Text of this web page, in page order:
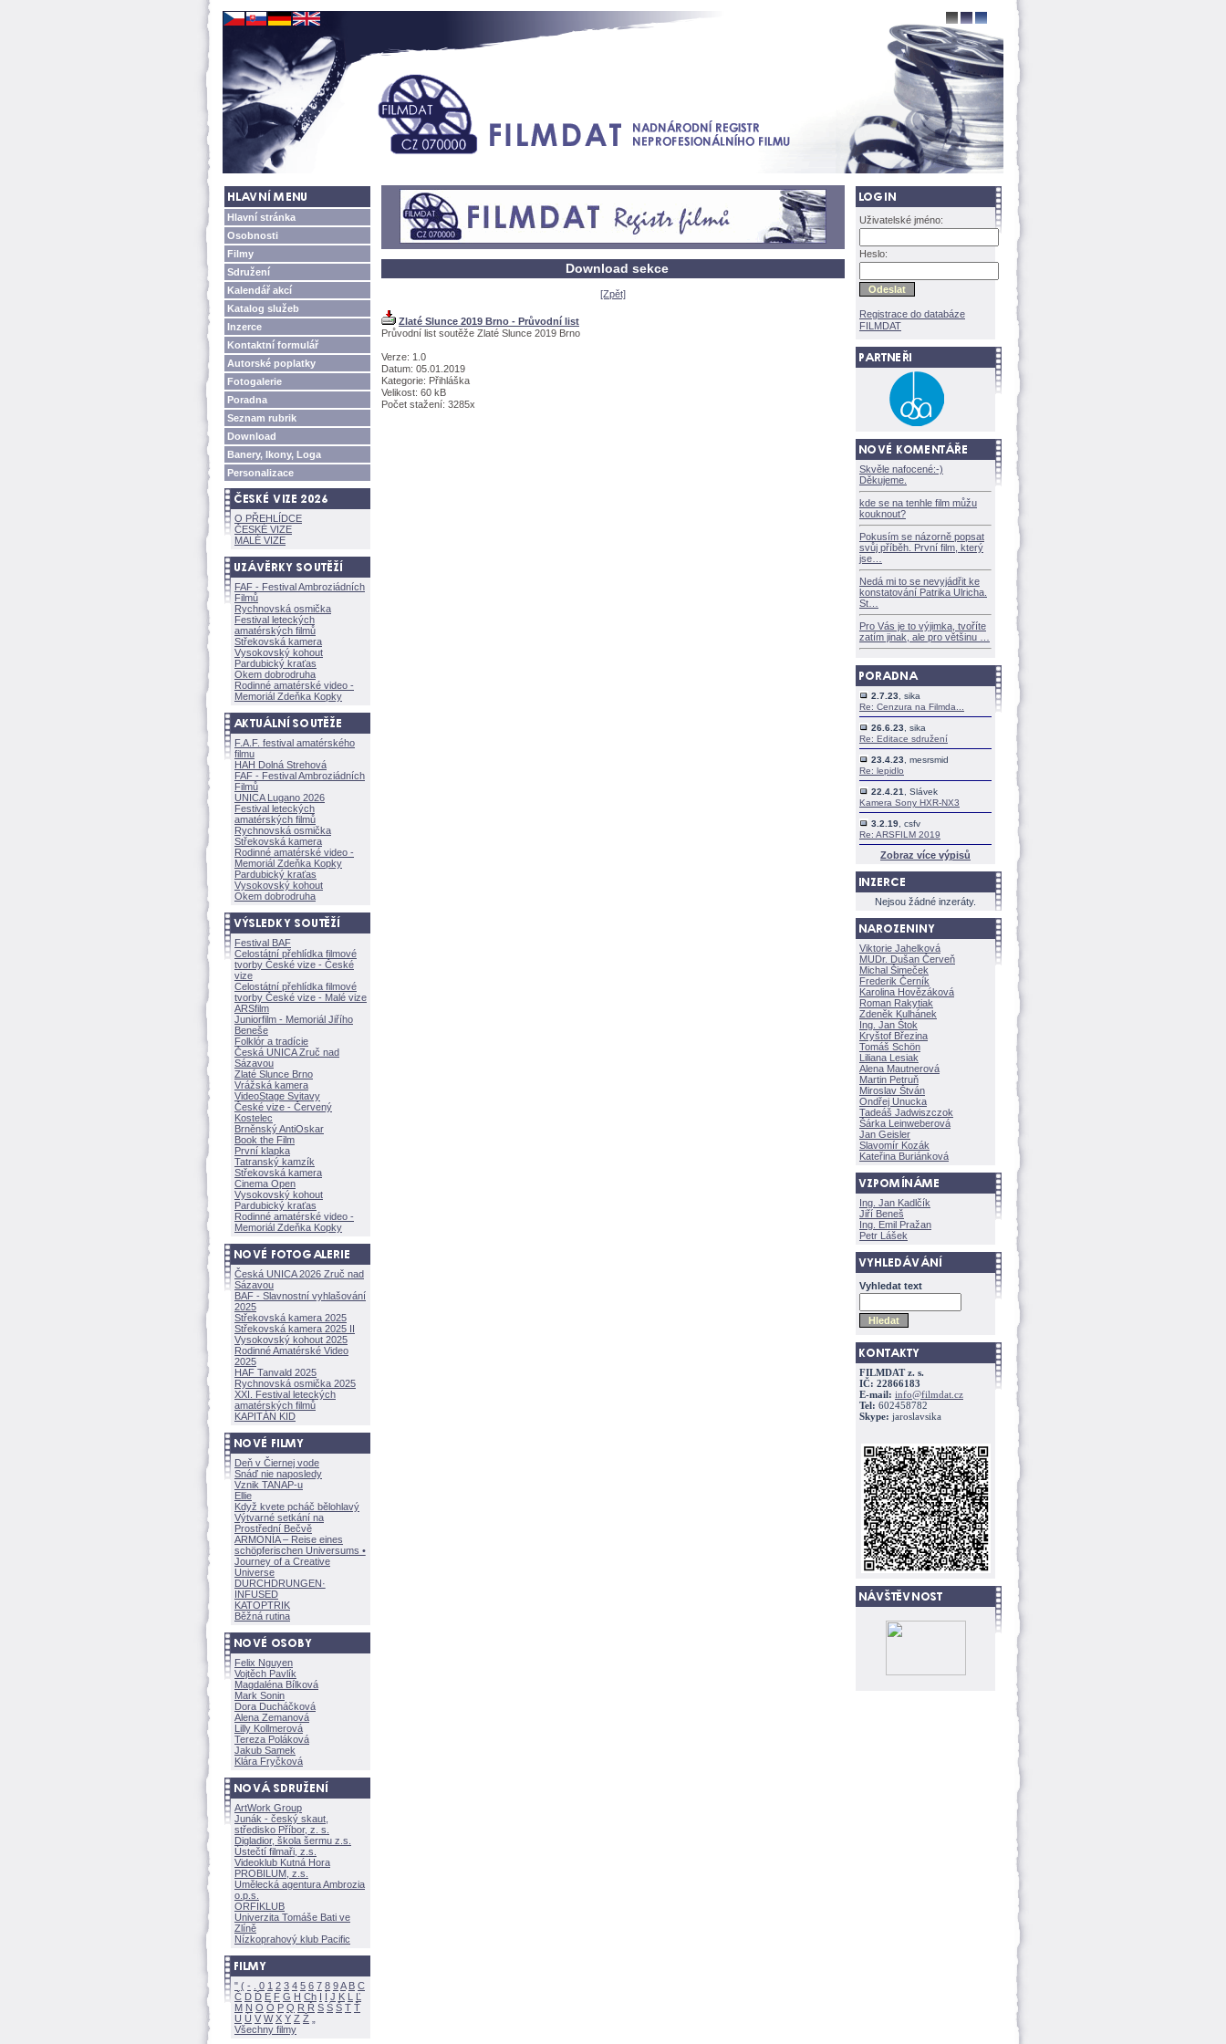
Hlavní stránka
Osobnosti
Filmy
Sdružení
Kalendář akcí
Katalog služeb
Inzerce
Kontaktní formulář
Autorské poplatky
Fotogalerie
Poradna
Seznam rubrik
Download
Banery, Ikony, Loga
Personalizace
O PŘEHLÍDCE
ČESKÉ VIZE
MALÉ VIZE
FAF - Festival Ambroziádních
Filmů
Rychnovská osmička
Festival leteckých
amatérských filmů
Střekovská kamera
Vysokovský kohout
Pardubický kraťas
Okem dobrodruha
Rodinné amatérské video -
Memoriál Zdeňka Kopky
F.A.F. festival amatérského
filmu
HAH Dolná Strehov
FAF - Festival Ambroziádních
Filmů
UNICA Lugano 2026
Festival leteckých
amatérských filmů
Rychnovská osmička
Střekovská kamera
Rodinné amatérské video -
Memoriál Zdeňka Kopky
Pardubický kraťas
Vysokovský kohout
Okem dobrodruha
Festival BAF
Celostátní přehlídka filmové
tvorby České vize - České
vize
Celostátní přehlídka filmové
tvorby České vize - Malé vize
ARSfilm
Juniorfilm - Memoriál Jiřího
Beneše
Folklór a tradície
Česká UNICA Zruč nad
Sázavou
Zlaté Slunce Brno
Vrážská kamera
VideoStage Svitavy
České vize - Červený
Kostelec
Brněnský AntiOskar
Book the Film
První klapka
Tatranský kamzík
Střekovská kamera
Cinema Open
Vysokovský kohout
Pardubický kraťas
Rodinné amatérské video -
Memoriál Zdeňka Kopky
Česká UNICA 2026 Zruč nad
Sázavou
BAF - Slavnostní vyhlašování
2025
Střekovská kamera 2025
Střekovská kamera 2025 II
Vysokovský kohout 2025
Rodinné Amatérské Video
2025
HAF Tanvald 2025
Rychnovská osmička 2025
XXI. Festival leteckých
amatérských filmů
KAPITÁN KID
Deň v Čiernej vode
Snáď nie naposledy
Vznik TANAP-u
Ellie
Když kvete pcháč bělohlavý
Výtvarné setkání na
Prostřední Bečvě
ARMONÍA – Reise eines
schöpferischen Universums •
Journey of a Creative
Universe
DURCHDRUNGEN·
INFUSED
KATOPTRIK
Běžná rutina
Felix Nguyen
Vojtěch Pavlík
Magdaléna Bílkov
Mark Sonin
Dora Ducháčkov
Alena Zemanov
Lilly Kollmerov
Tereza Polákov
Jakub Samek
Klára Fryčkov
ArtWork Group
Junák - český skaut,
středisko Příbor, z. s.
Digladior, škola šermu z.s.
Ústečtí filmaři, z.s.
Videoklub Kutná Hora
PROBILUM, z.s.
Umělecká agentura Ambrozia
o.p.s.
ORFIKLUB
Univerzita Tomáše Bati ve
Zlíně
Nízkoprahový klub Pacific
" ( - 0 1 2 3 4 5 6 7 8 9A B C
Č D Ď E F G H Ch I Í J K L
Ľ
M N O Ó P Q R Ř S Ś T Ť
U Ú V W X Y Z
Všechny filmy
Download sekce
[Zpět]
Zlaté Slunce 2019 Brno - Průvodní list
Průvodní list soutěže Zlaté Slunce 2019 Brno
Verze: 1.0
Datum: 05.01.2019
Kategorie: Přihláška
Velikost: 60 kB
Počet stažení: 3285x
Uživatelské jméno:
Heslo:
Registrace do databáze
FILMDAT
Skvěle nafocené:-)
Děkujeme.
kde se na tenhle film můžu
kouknout?
Pokusím se názorně popsat
svůj příběh. První film, který
jse
Nedá mi to se nevyjádřit ke
konstatování Patrika Ulricha.
St
Pro Vás je to výjimka, tvoříte
zatím jinak, ale pro většinu
2.7.23 , sika
Re: Cenzura na Filmda...
26.6.23 , sika
Re: Editace sdružení
23.4.23 , mesrsmid
Re: lepidlo
22.4.21
, Slávek
Kamera Sony HXR-NX3
3.2.19 , csfv
Re: ARSFILM 2019
Zobraz více výpisů
Nejsou žádné inzeráty.
Viktorie Jahelkov
MUDr. Dušan Červeň
Michal Šimeček
Frederik Černík
Karolina Hovězákov
Roman Rakytiak
Zdeněk Kulhánek
Ing. Jan Štok
Kryštof Březina
Tomáš Schön
Liliana Lesiak
Alena Mautnerov
Martin Petruň
Miroslav Štván
Ondřej Unucka
Tadeáš Jadwiszczok
rka Leinweberov
Jan Geisler
Slavomír Kozák
Kateřina Buriánkov
Ing. Jan Kadlčík
Jiří Bene
Ing. Emil Pražan
Petr Lášek
Vyhledat text
FILMDAT z. s.
IČ: 22866183
E-mail: info@filmdat.cz
Tel: 602458782
Skype: jaroslavsika